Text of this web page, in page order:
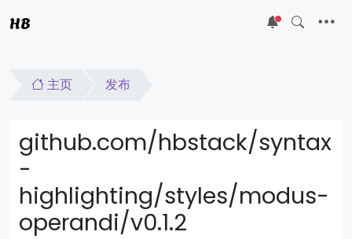
HB 5
主页 发布
github.com/hbstack/syntax
-
highlighting/styles/modus-
operandi/v0.1.2